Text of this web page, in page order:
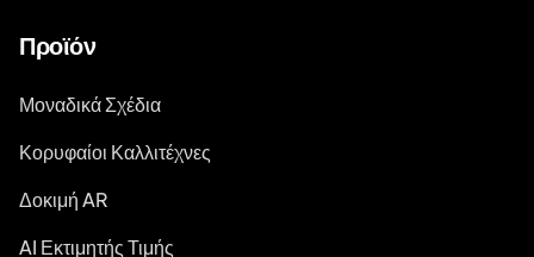
Προϊόν
Μοναδικά Σχέδια
Κορυφαίοι Καλλιτέχνες
Δοκιμή AR
AI Εκτιμητής Τιμής